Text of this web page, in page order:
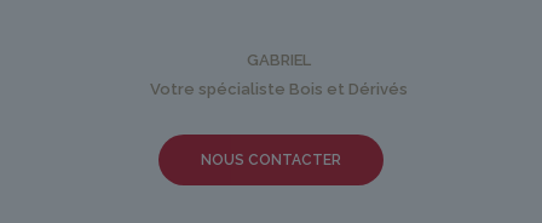
GABRIEL
Votre spécialiste Bois et Dérivés
NOUS CONTACTER